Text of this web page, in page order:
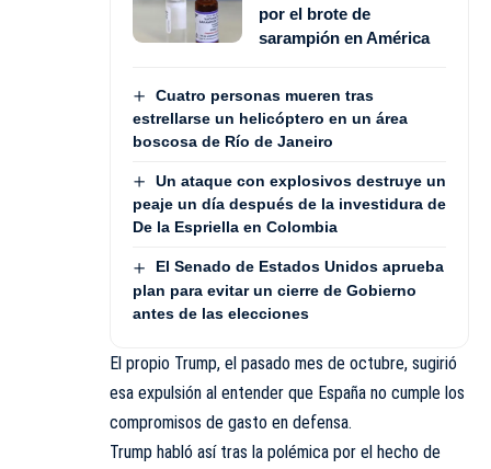
por el brote de
sarampión en América
Cuatro personas mueren tras
estrellarse un helicóptero en un área
boscosa de Río de Janeiro
Un ataque con explosivos destruye un
peaje un día después de la investidura de
De la Espriella en Colombia
El Senado de Estados Unidos aprueba
plan para evitar un cierre de Gobierno
antes de las elecciones
El propio Trump, el pasado mes de octubre, sugirió
esa expulsión al entender que España no cumple los
compromisos de gasto en defensa.
Trump habló así tras la polémica por el hecho de